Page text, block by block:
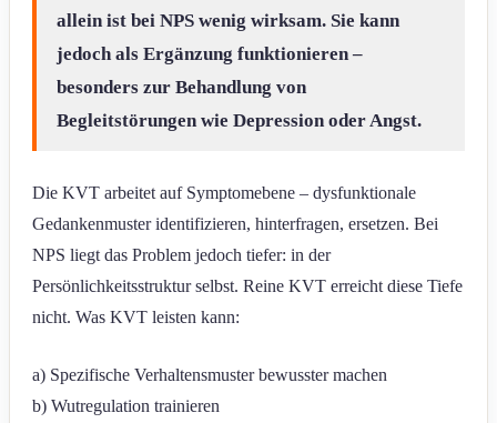
allein ist bei NPS wenig wirksam. Sie kann
jedoch als Ergänzung funktionieren –
besonders zur Behandlung von
Begleitstörungen wie Depression oder Angst.
Die KVT arbeitet auf Symptomebene – dysfunktionale
Gedankenmuster identifizieren, hinterfragen, ersetzen. Bei
NPS liegt das Problem jedoch tiefer: in der
Persönlichkeitsstruktur selbst. Reine KVT erreicht diese Tiefe
nicht. Was KVT leisten kann:
a) Spezifische Verhaltensmuster bewusster machen
b) Wutregulation trainieren